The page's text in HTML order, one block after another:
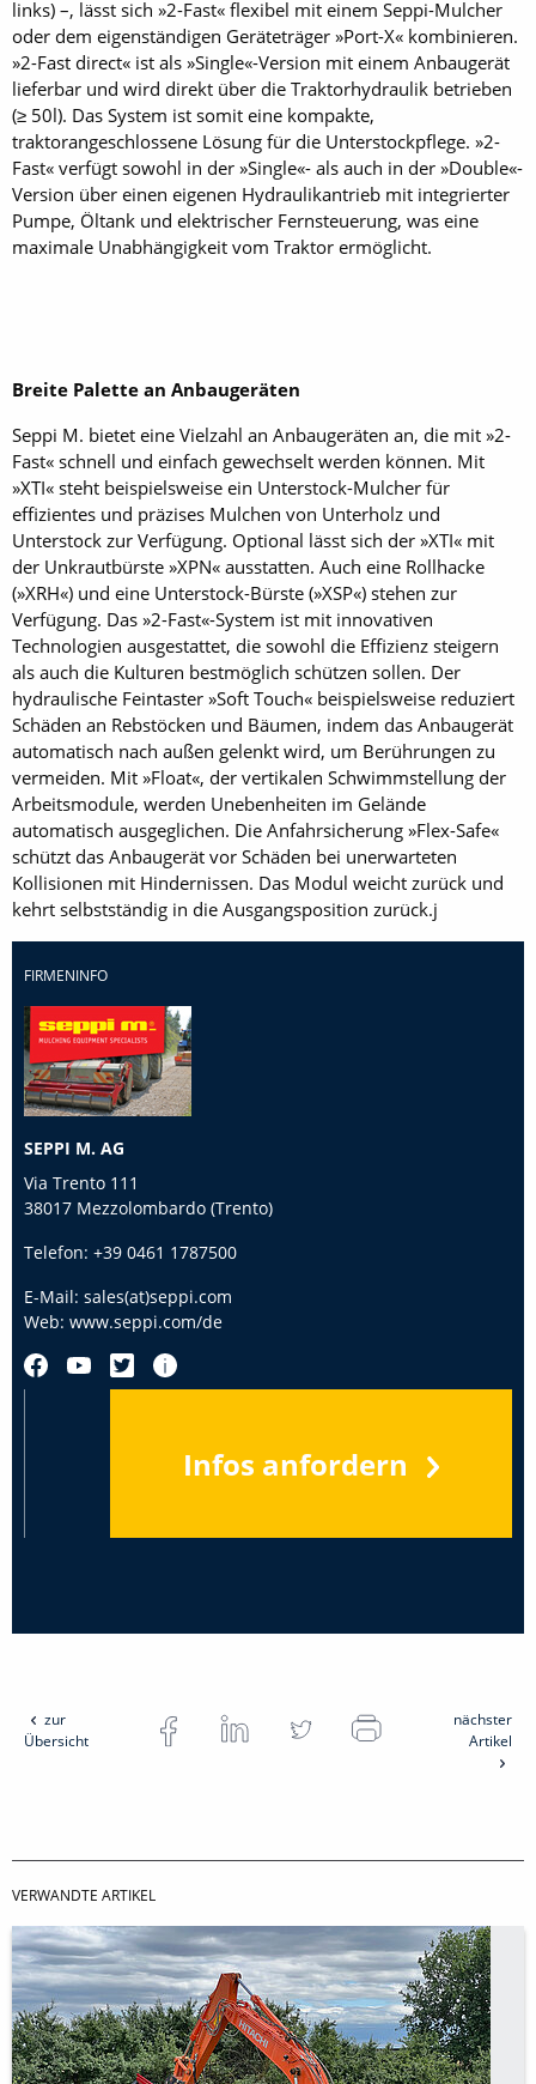
links) –, lässt sich »2-Fast« flexibel mit einem Seppi-Mulcher
oder dem eigenständigen Geräteträger »Port-X« kombinieren.
»2-Fast direct« ist als »Single«-Version mit einem Anbaugerät
lieferbar und wird direkt über die Traktorhydraulik betrieben
(≥ 50l). Das System ist somit eine kompakte,
traktorangeschlossene Lösung für die Unterstockpflege. »2-
Fast« verfügt sowohl in der »Single«- als auch in der »Double«-
Version über einen eigenen Hydraulikantrieb mit integrierter
Pumpe, Öltank und elektrischer Fernsteuerung, was eine
maximale Unabhängigkeit vom Traktor ermöglicht.
Breite Palette an Anbaugeräten
Seppi M. bietet eine Vielzahl an Anbaugeräten an, die mit »2-
Fast« schnell und einfach gewechselt werden können. Mit
»XTI« steht beispielsweise ein Unterstock-Mulcher für
effizientes und präzises Mulchen von Unterholz und
Unterstock zur Verfügung. Optional lässt sich der »XTI« mit
der Unkrautbürste »XPN« ausstatten. Auch eine Rollhacke
(»XRH«) und eine Unterstock-Bürste (»XSP«) stehen zur
Verfügung. Das »2-Fast«-System ist mit innovativen
Technologien ausgestattet, die sowohl die Effizienz steigern
als auch die Kulturen bestmöglich schützen sollen. Der
hydraulische Feintaster »Soft Touch« beispielsweise reduziert
Schäden an Rebstöcken und Bäumen, indem das Anbaugerät
automatisch nach außen gelenkt wird, um Berührungen zu
vermeiden. Mit »Float«, der vertikalen Schwimmstellung der
Arbeitsmodule, werden Unebenheiten im Gelände
automatisch ausgeglichen. Die Anfahrsicherung »Flex-Safe«
schützt das Anbaugerät vor Schäden bei unerwarteten
Kollisionen mit Hindernissen. Das Modul weicht zurück und
kehrt selbstständig in die Ausgangsposition zurück.j
FIRMENINFO
SEPPI M. AG
Via Trento 111
38017 Mezzolombardo (Trento)
Telefon: +39 0461 1787500
E-Mail: sales(at)seppi.com
Web: www.seppi.com/de
Infos anfordern
zur
Übersicht
nächster
Artikel
VERWANDTE ARTIKEL